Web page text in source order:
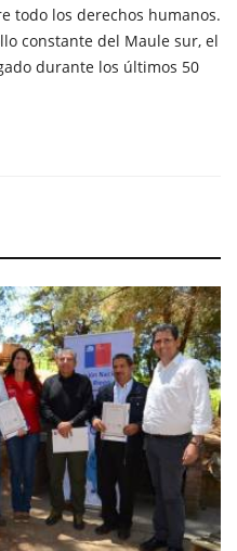
todo los derechos humanos.
constante del Maule sur, el
durante los últimos 50